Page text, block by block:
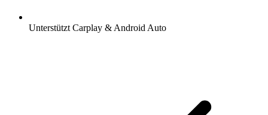
Unterstützt Carplay & Android Auto